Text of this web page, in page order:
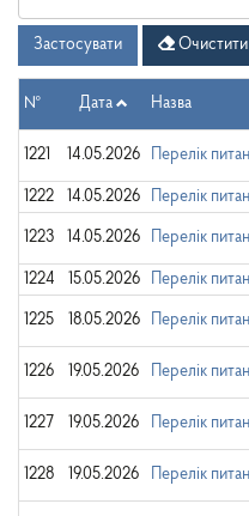
Застосувати Очистити
№ Дата Назва
1221 14.05.2026 Перелік
1222 14.05.2026 Перелік
1223 14.05.2026 Перелік
1224 15.05.2026 Перелік
1225 18.05.2026 Перелік
1226 19.05.2026 Перелік
1227 19.05.2026 Перелік
1228 19.05.2026 Перелік